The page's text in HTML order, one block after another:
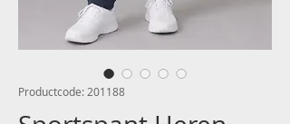
Productcode: 201188